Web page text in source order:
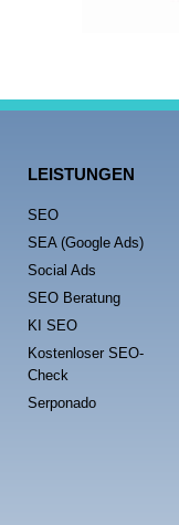
LEISTUNGEN
SEO
SEA (Google Ads)
Social Ads
SEO Beratung
KI SEO
Kostenloser SEO-
Check
Serponado